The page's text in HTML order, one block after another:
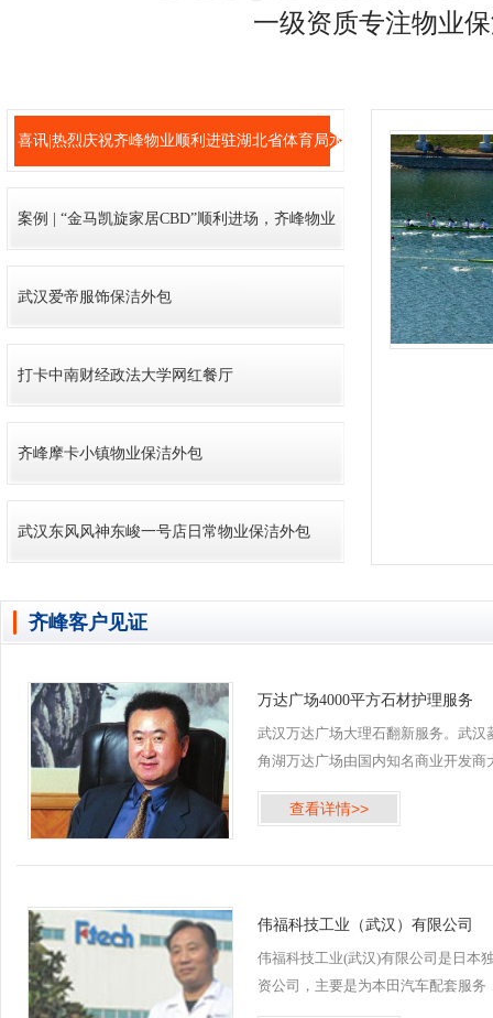
武汉良品铺子石材护理
武汉马哥孛罗酒店保洁外包
一级资质专注物业
喜讯|热烈庆祝齐峰物业顺利进驻湖北省体育局水
案例 | “金马凯旋家居CBD”顺利进场，齐峰物业
武汉爱帝服饰保洁外包
打卡中南财经政法大学网红餐厅
齐峰摩卡小镇物业保洁外包
武汉东风风神东峻一号店日常物业保洁外包
齐峰客户见证
万达广场4000平方石材护理服务
武汉万达广场大理石翻新服务。武汉
角湖万达广场由国内知名商业开发商
连万达集团投资建造，位于武汉市江
区，由商业综合体、室外商业街、公
公司承接武汉万达广场菱...
查看详情>>
伟福科技工业（武汉）有限公司
伟福科技工业(武汉)有限公司是日本
资公司，主要是为本田汽车配套服务
齐峰物业保洁公司自伟福科技工业公